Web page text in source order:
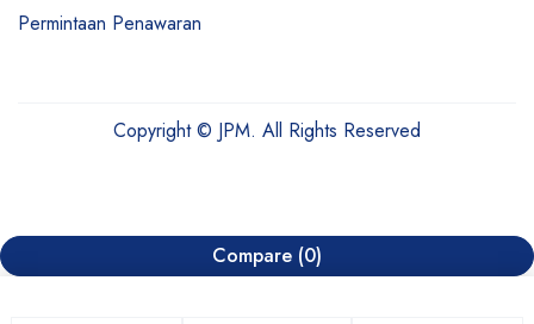
Permintaan Penawaran
Copyright © JPM. All Rights Reserved
Compare (0)